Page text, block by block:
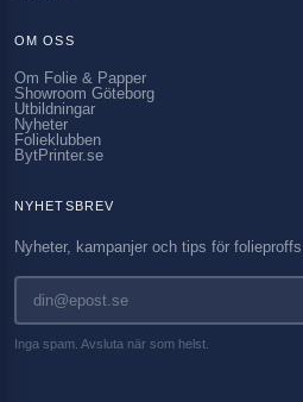
OM OSS
Om Folie & Papper
Showroom Göteborg
Utbildningar
Nyheter
Folieklubben
BytPrinter.se
NYHETSBREV
Nyheter, kampanjer och tips för
Inga spam. Avsluta när som helst.